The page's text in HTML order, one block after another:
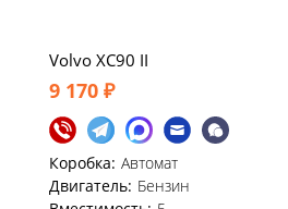
Volvo XC90 II
9 170 ₽
Коробка: Автомат
Двигатель: Бензин